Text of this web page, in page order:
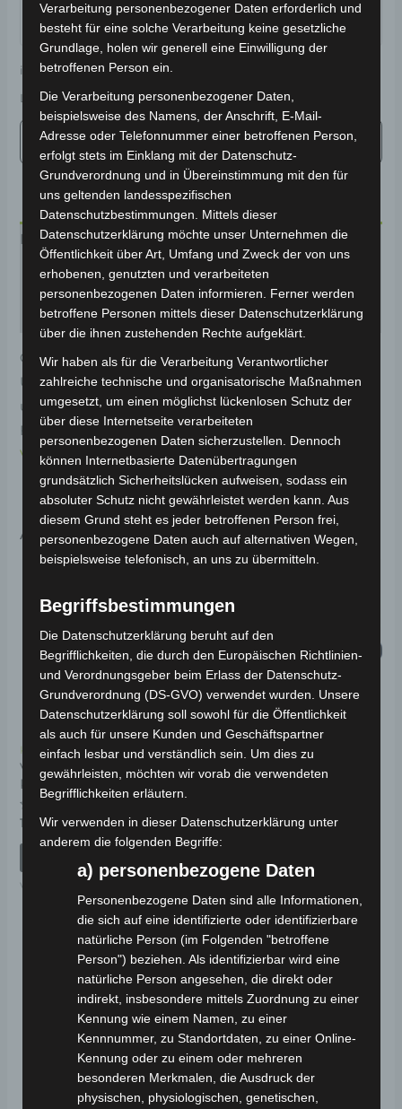
inkl. 19 % MwSt.Kostenloser Versand
Lieferzeit:Versandfertig innerhalb 24 Stunden*
Beschreibung
Produktsicherheit
Rezensionen (0)
Original-Ersatzteil für den Elektro-Scooter VS1.
Unterer rahmenkotflügel für optimale Funktionalität
und Haltbarkeit. Weitere Informationen zum
Fahrzeug findest du hier:Volta Motor Elektro-Scooter
VS1.
Ähnliche Produkte
Kostenloser Versand
VS1
KOFFERRAUMDECKEL
Bewertet
mit
0
19,00€ *
VS1
Kostenloser Versand
VS1 HINTERER
Bewertet
0
39,00€ *
Verarbeitung personenbezogener Daten erforderlich und
besteht für eine solche Verarbeitung keine gesetzliche
Grundlage, holen wir generell eine Einwilligung der
betroffenen Person ein.
Die Verarbeitung personenbezogener Daten,
beispielsweise des Namens, der Anschrift, E-Mail-
Adresse oder Telefonnummer einer betroffenen Person,
erfolgt stets im Einklang mit der Datenschutz-
Grundverordnung und in Übereinstimmung mit den für
uns geltenden landesspezifischen
Datenschutzbestimmungen. Mittels dieser
Datenschutzerklärung möchte unser Unternehmen die
Öffentlichkeit über Art, Umfang und Zweck der von uns
erhobenen, genutzten und verarbeiteten
personenbezogenen Daten informieren. Ferner werden
betroffene Personen mittels dieser Datenschutzerklärung
über die ihnen zustehenden Rechte aufgeklärt.
Wir haben als für die Verarbeitung Verantwortlicher
zahlreiche technische und organisatorische Maßnahmen
umgesetzt, um einen möglichst lückenlosen Schutz der
über diese Internetseite verarbeiteten
personenbezogenen Daten sicherzustellen. Dennoch
können Internetbasierte Datenübertragungen
grundsätzlich Sicherheitslücken aufweisen, sodass ein
absoluter Schutz nicht gewährleistet werden kann. Aus
diesem Grund steht es jeder betroffenen Person frei,
personenbezogene Daten auch auf alternativen Wegen,
beispielsweise telefonisch, an uns zu übermitteln.
Begriffsbestimmungen
Die Datenschutzerklärung beruht auf den
Begrifflichkeiten, die durch den Europäischen Richtlinien-
und Verordnungsgeber beim Erlass der Datenschutz-
Grundverordnung (DS-GVO) verwendet wurden. Unsere
Datenschutzerklärung soll sowohl für die Öffentlichkeit
als auch für unsere Kunden und Geschäftspartner
einfach lesbar und verständlich sein. Um dies zu
gewährleisten, möchten wir vorab die verwendeten
Begrifflichkeiten erläutern.
Wir verwenden in dieser Datenschutzerklärung unter
anderem die folgenden Begriffe:
a) personenbezogene Daten
Personenbezogene Daten sind alle Informationen,
die sich auf eine identifizierte oder identifizierbare
natürliche Person (im Folgenden "betroffene
Person") beziehen. Als identifizierbar wird eine
natürliche Person angesehen, die direkt oder
indirekt, insbesondere mittels Zuordnung zu einer
Kennung wie einem Namen, zu einer
Kennnummer, zu Standortdaten, zu einer Online-
Kennung oder zu einem oder mehreren
besonderen Merkmalen, die Ausdruck der
physischen, physiologischen, genetischen,